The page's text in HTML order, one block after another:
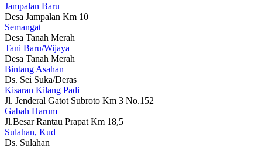
Jampalan Baru
Desa Jampalan Km 10
Semangat
Desa Tanah Merah
Tani Baru/Wijaya
Desa Tanah Merah
Bintang Asahan
Ds. Sei Suka/Deras
Kisaran Kilang Padi
Jl. Jenderal Gatot Subroto Km 3 No.152
Gabah Harum
Jl.Besar Rantau Prapat Km 18,5
Sulahan, Kud
Ds. Sulahan